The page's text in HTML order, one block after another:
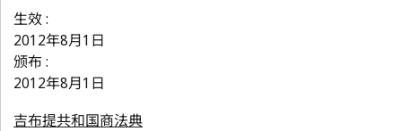
生效 :
2012年8月1日
颁布 :
2012年8月1日
吉布提共和国商法典